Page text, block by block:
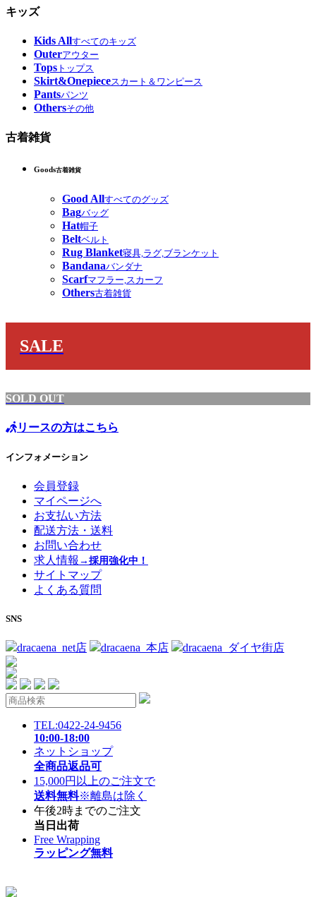
キッズ
Kids Allすべてのキッズ
Outerアウター
Tops トップス
Skirt&Onepieceスカート＆ワンピース
Pantsパンツ
Othersその他
古着雑貨
Goods古着雑貨
Good Allすべてのグッズ
Bagバッグ
Hat帽子
Beltベルト
Rug Blanket寝具,ラグ,ブランケット
Bandanaバンダナ
Scarfマフラー,スカーフ
Others古着雑貨
SALE
SOLD OUT
リースの方はこちら
インフォメーション
会員登録
マイページへ
お支払い方法
配送方法・送料
お問い合わせ
求人情報 →採用強化中！
サイトマップ
よくある質問
SNS
dracaena_net店 dracaena_本店 dracaena_ダイヤ街店
TEL:0422-24-9456
10:00-18:00
ネットショップ
全商品返品可
15,000円以上のご注文で
送料無料※離島は除く
午後2時までのご注文
当日出荷
Free Wrapping
ラッピング無料